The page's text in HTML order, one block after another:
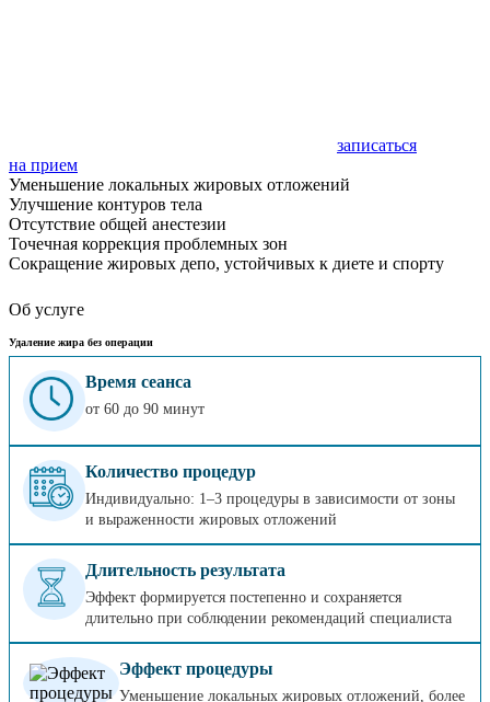
записаться
на прием
Уменьшение локальных жировых отложений
Улучшение контуров тела
Отсутствие общей анестезии
Точечная коррекция проблемных зон
Сокращение жировых депо, устойчивых к диете и спорту
Об услуге
Удаление жира без операции
Время сеанса
от 60 до 90 минут
Количество процедур
Индивидуально: 1–3 процедуры в зависимости от зоны
и выраженности жировых отложений
Длительность результата
Эффект формируется постепенно и сохраняется
длительно при соблюдении рекомендаций специалиста
Эффект процедуры
Уменьшение локальных жировых отложений, более